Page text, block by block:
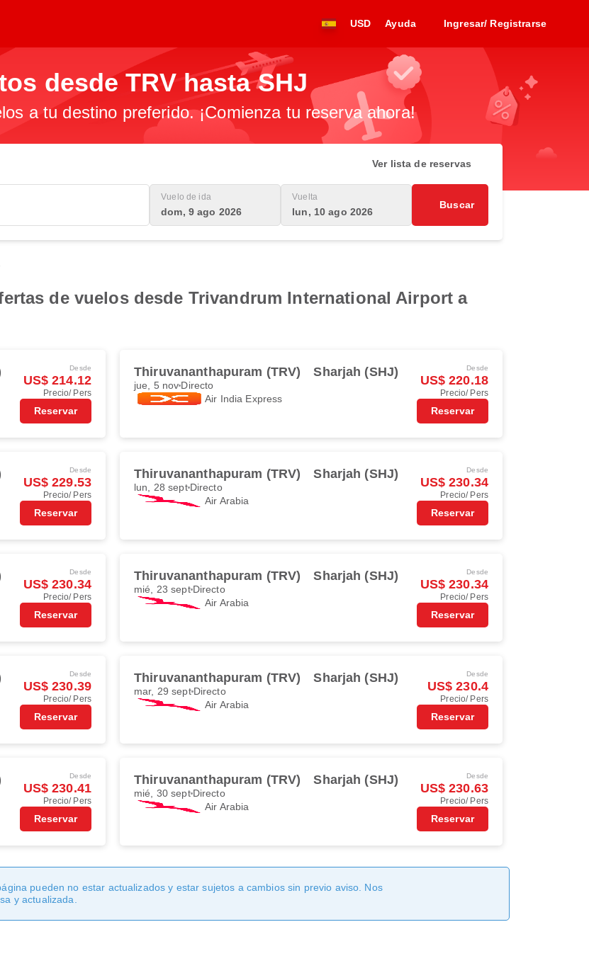
USD Ayuda Ingresar/ Registrarse
desde TRV hasta SHJ
a tu destino preferido. ¡Comienza tu reserva ahora!
Ver lista de reservas
Vuelo de ida
dom, 9 ago 2026
Vuelta
lun, 10 ago 2026
Buscar
de vuelos desde Trivandrum International Airport a
Desde
US$ 214.12
Precio/ Pers
Reservar
Thiruvananthapuram (TRV) Sharjah (SHJ)
jue, 5 nov Directo
Air India Express
Desde
US$ 220.18
Precio/ Pers
Reservar
Desde
US$ 229.53
Precio/ Pers
Reservar
Thiruvananthapuram (TRV) Sharjah (SHJ)
lun, 28 septDirecto
Air Arabia
Desde
US$ 230.34
Precio/ Pers
Reservar
Desde
US$ 230.34
Precio/ Pers
Reservar
Thiruvananthapuram (TRV) Sharjah (SHJ)
mié, 23 septDirecto
Air Arabia
Desde
US$ 230.34
Precio/ Pers
Reservar
Desde
US$ 230.39
Precio/ Pers
Reservar
Thiruvananthapuram (TRV) Sharjah (SHJ)
mar, 29 septDirecto
Air Arabia
Desde
US$ 230.4
Precio/ Pers
Reservar
Desde
US$ 230.41
Precio/ Pers
Reservar
Thiruvananthapuram (TRV) Sharjah (SHJ)
mié, 30 septDirecto
Air Arabia
Desde
US$ 230.63
Precio/ Pers
Reservar
pueden no estar actualizados y estar sujetos a cambios sin previo aviso. Nos
y actualizada.